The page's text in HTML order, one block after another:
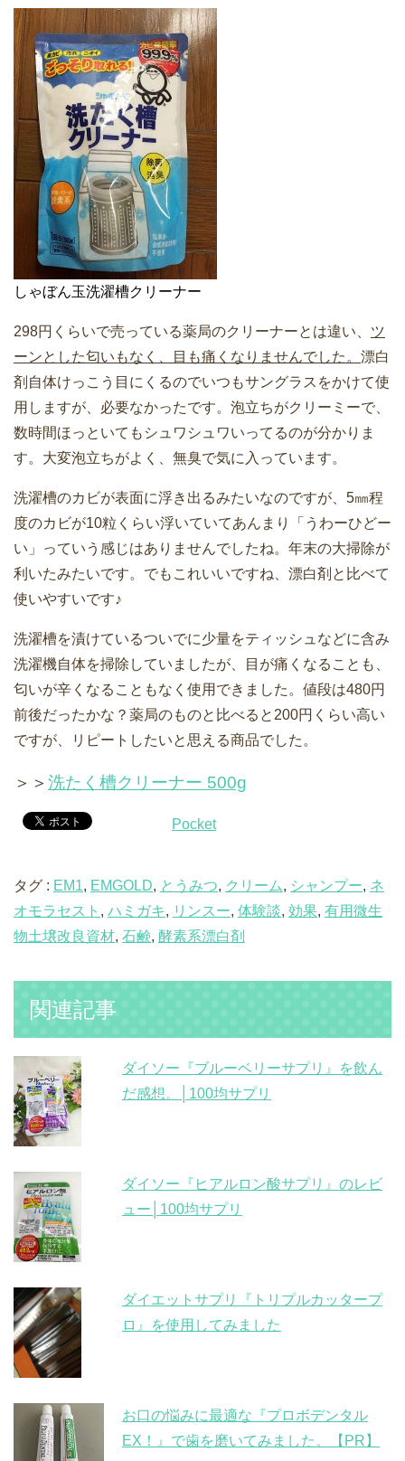
しゃぼん玉洗濯槽クリーナー
298円くらいで売っている薬局のクリーナーとは違い、 ツ
ーンとした匂いもなく、目も痛くなりませんでした。 漂白
剤自体けっこう目にくるのでいつもサングラスをかけて使
用しますが、必要なかったです。泡立ちがクリーミーで、
数時間ほっといてもシュワシュワいってるのが分かりま
す。大変泡立ちがよく、無臭で気に入っています。
洗濯槽のカビが表面に浮き出るみたいなのですが、5㎜程
度のカビが10粒くらい浮いていてあんまり「うわーひどー
い」っていう感じはありませんでしたね。年末の大掃除が
利いたみたいです。でもこれいいですね、漂白剤と比べて
使いやすいです♪
洗濯槽を漬けているついでに少量をティッシュなどに含み
洗濯機自体を掃除していましたが、目が痛くなることも、
匂いが辛くなることもなく使用できました。値段は480円
前後だったかな？薬局のものと比べると200円くらい高い
ですが、リピートしたいと思える商品でした。
＞＞ 洗たく槽クリーナー 500g
Pocket
タグ : EM1, EMGOLD, とうみつ, クリーム, シャンプー, ネ
オモラセスト , ハミガキ, リンスー, 体験談, 効果, 有用微生
物土壌改良資材, 石鹸, 酵素系漂白剤
関連記事
ダイソー『ブルーベリーサプリ』を飲ん
だ感想。│100均サプリ
ダイソー『ヒアルロン酸サプリ』のレビ
ュー│100均サプリ
ダイエットサプリ『トリプルカッタープ
ロ』を使用してみました
お口の悩みに最適な『プロボデンタル
EX！』で歯を磨いてみました。【PR】